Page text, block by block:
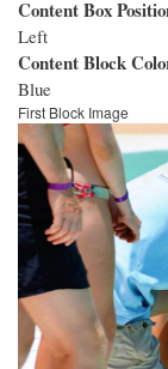
Content Box
Left
Content Block
Blue
First Block Image